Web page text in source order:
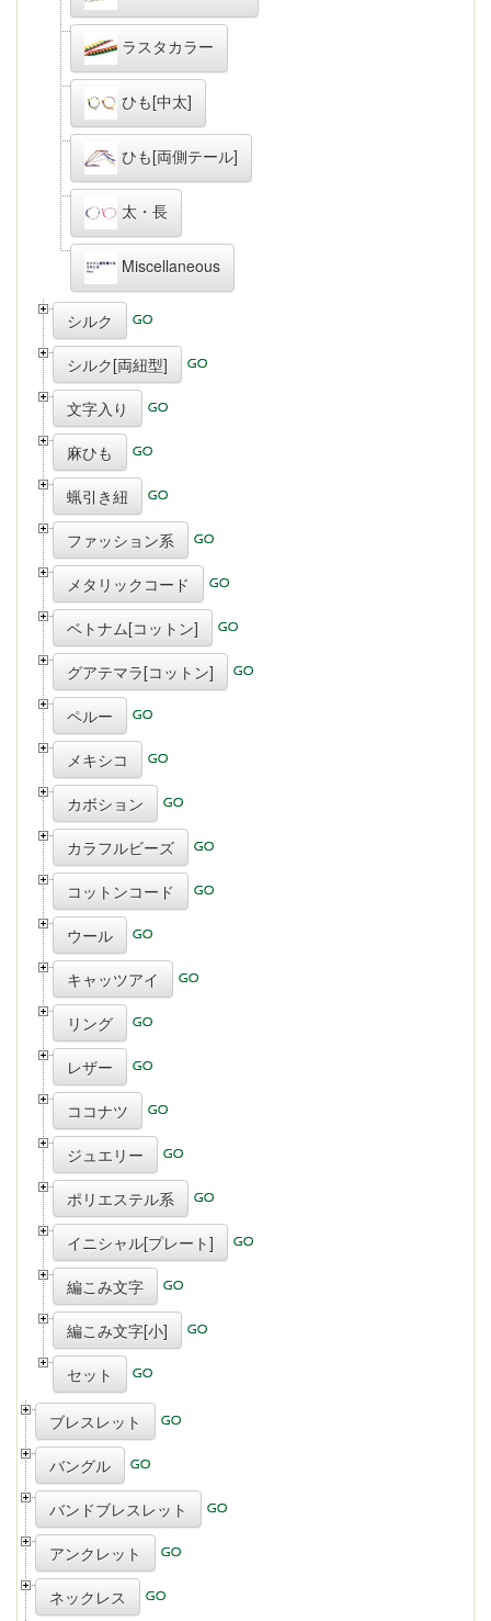
ラスタカラー
ひも[中太]
ひも[両側テール]
太・長
Miscellaneous
シルク
シルク[両紐型]
文字入り
麻ひも
蝋引き紐
ファッション系
メタリックコード
ベトナム[コットン]
グアテマラ[コットン]
ペルー
メキシコ
カボション
カラフルビーズ
コットンコード
ウール
キャッツアイ
リング
レザー
ココナツ
ジュエリー
ポリエステル系
イニシャル[プレート]
編こみ文字
編こみ文字[小]
セット
ブレスレット
バングル
バンドブレスレット
アンクレット
ネックレス